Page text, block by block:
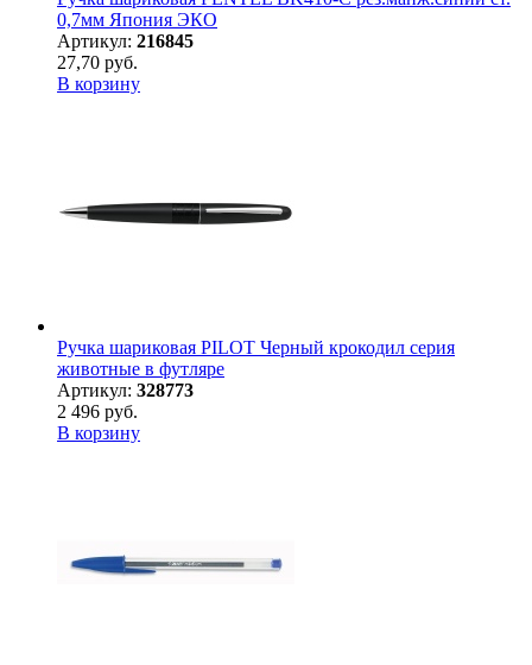
0,7мм Япония ЭКО
Артикул: 216845
27,70 руб.
В корзину
Ручка шариковая PILOT Черный крокодил серия
животные в футляре
Артикул: 328773
2 496 руб.
В корзину